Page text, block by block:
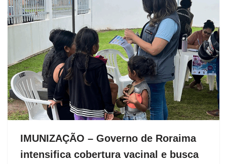
IMUNIZAÇÃO – Governo de Roraima
intensifica cobertura vacinal e busca